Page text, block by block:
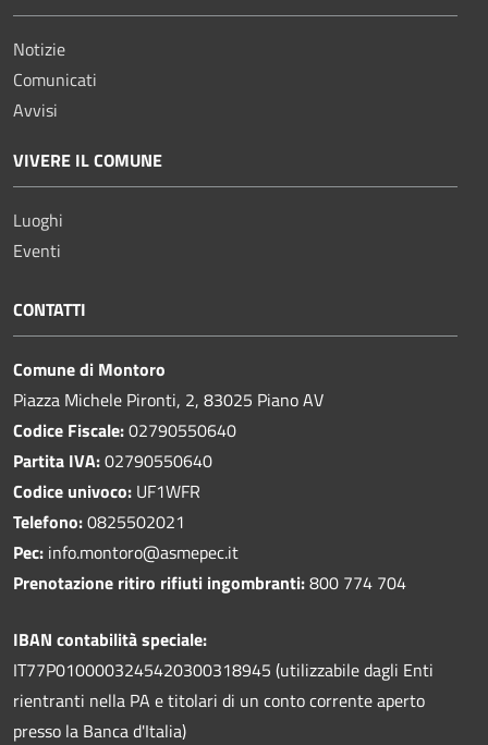
Notizie
Comunicati
Avvisi
VIVERE IL COMUNE
Luoghi
Eventi
CONTATTI
Comune di Montoro
Piazza Michele Pironti, 2, 83025 Piano AV
Codice Fiscale:02790550640
Partita IVA:02790550640
Codice univoco: UF1WFR
Telefono:0825502021
Pec: info.montoro@asmepec.it
Prenotazione ritiro rifiuti ingombranti:800 774 704
IBAN contabilità speciale:
IT77P0100003245420300318945 (utilizzabile dagli Enti
rientranti nella PA e titolari di un conto corrente aperto
presso la Banca d'Italia)